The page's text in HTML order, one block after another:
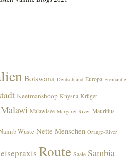
Botswana Deutschland Europa Fremantle
Keetmanshoop Knysna Krüger
Malawi Malawisee Margaret River Mauritius
Wüste Nette Menschen Orange-River
Route Saale Sambia